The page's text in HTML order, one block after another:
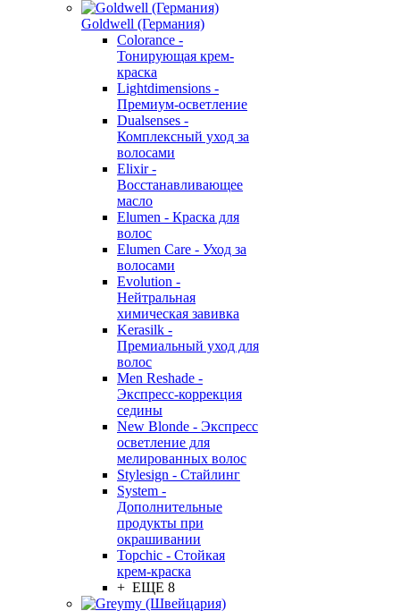
Goldwell (Германия)
Colorance -
Тонирующая крем-
краска
Lightdimensions -
Премиум-осветление
Dualsenses -
Комплексный уход за
волосами
Elixir -
Восстанавливающее
масло
Elumen - Краска для
волос
Elumen Care - Уход за
волосами
Evolution -
Нейтральная
химическая завивка
Kerasilk -
Премиальный уход для
волос
Men Reshade -
Экспресс-коррекция
седины
New Blonde - Экспресс
осветление для
мелированных волос
Stylesign - Стайлинг
System -
Дополнительные
продукты при
окрашивании
Topchic - Стойкая
крем-краска
+ ЕЩЕ 8